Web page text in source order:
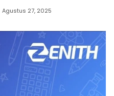
Agustus 27, 2025